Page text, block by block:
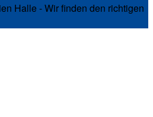
Halle - Wir finden den richtigen